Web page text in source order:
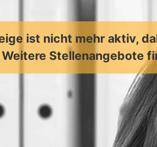
ist nicht mehr aktiv,
Weitere Stellenangebote